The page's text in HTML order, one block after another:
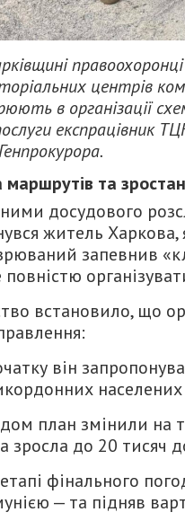
центрів
в організації
експрацівник
маршрутів та
досудового
житель
запевнив
встановило, що
він
план змінили на
зросла до 20 тисяч
фінального
— та підняв